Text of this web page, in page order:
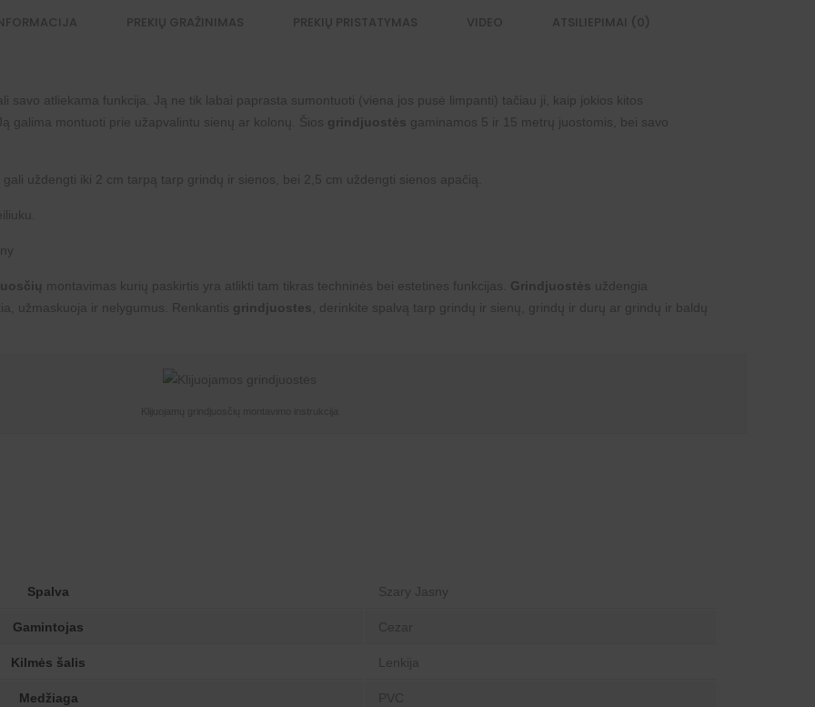
PREKIŲ GRAŽINIMAS PREKIŲ PRISTATYMAS VIDEO ATSILIEPIMAI (0)
savo atliekama funkcija. Ją ne tik labai paprasta sumontuoti (viena jos pusė limpanti) tačiau ji, kaip jokios kitos
galima montuoti prie užapvalintu sienų ar kolonų. Šios grindjuostės gaminamos 5 ir 15 metrų juostomis, bei savo
uždengti iki 2 cm tarpą tarp grindų ir sienos, bei 2,5 cm uždengti sienos apačią.
montavimas kurių paskirtis yra atlikti tam tikras techninės bei estetines funkcijas. Grindjuostės uždengia
užmaskuoja ir nelygumus. Renkantis grindjuostes , derinkite spalvą tarp grindų ir sienų, grindų ir durų ar grindų ir baldų
Spalva Szary Jasny
Gamintojas
Kilmės šalis Lenkija
Medžiaga